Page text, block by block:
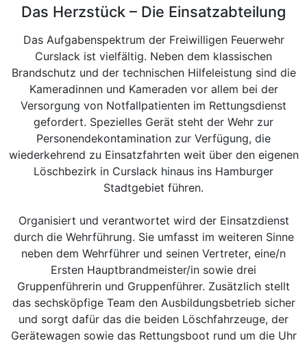
Das Herzstück – Die Einsatzabteilung
Das Aufgabenspektrum der Freiwilligen Feuerwehr
Curslack ist vielfältig. Neben dem klassischen
Brandschutz und der technischen Hilfeleistung sind die
Kameradinnen und Kameraden vor allem bei der
Versorgung von Notfallpatienten im Rettungsdienst
gefordert. Spezielles Gerät steht der Wehr zur
Personendekontamination zur Verfügung, die
wiederkehrend zu Einsatzfahrten weit über den eigenen
Löschbezirk in Curslack hinaus ins Hamburger
Stadtgebiet führen.
Organisiert und verantwortet wird der Einsatzdienst
durch die Wehrführung. Sie umfasst im weiteren Sinne
neben dem Wehrführer und seinen Vertreter, eine/n
Ersten Hauptbrandmeister/in sowie drei
Gruppenführerin und Gruppenführer. Zusätzlich stellt
das sechsköpfige Team den Ausbildungsbetrieb sicher
und sorgt dafür das die beiden Löschfahrzeuge, der
Gerätewagen sowie das Rettungsboot rund um die Uhr